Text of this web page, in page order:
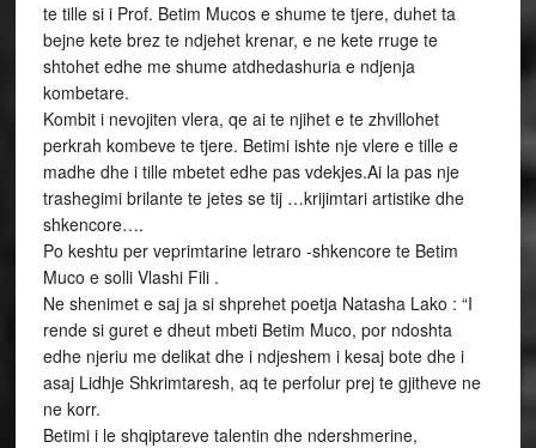
te tille si i Prof. Betim Mucos e shume te tjere, duhet ta
bejne kete brez te ndjehet krenar, e ne kete rruge te
shtohet edhe me shume atdhedashuria e ndjenja
kombetare.
Kombit i nevojiten vlera, qe ai te njihet e te zhvillohet
perkrah kombeve te tjere. Betimi ishte nje vlere e tille e
madhe dhe i tille mbetet edhe pas vdekjes.Ai la pas nje
trashegimi brilante te jetes se tij …krijimtari artistike dhe
shkencore….
Po keshtu per veprimtarine letraro -shkencore te Betim
Muco e solli Vlashi Fili .
Ne shenimet e saj ja si shprehet poetja Natasha Lako : “I
rende si guret e dheut mbeti Betim Muco, por ndoshta
edhe njeriu me delikat dhe i ndjeshem i kesaj bote dhe i
asaj Lidhje Shkrimtaresh, aq te perfolur prej te gjitheve ne
ne korr.
Betimi i le shqiptareve talentin dhe ndershmerine,